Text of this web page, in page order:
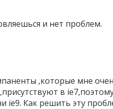
и нет проблем.
,которые мне
в
ie9. Как решить эту